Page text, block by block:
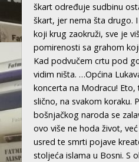
škart određuje sudbinu
škart, jer nema šta drugo.
koji krug zaokruži, sve je
pomirenosti sa grahom
Kad podvučem crtu pod
vidim ništa. …Općina
koncerta na Modracu! Eto,
slično, na svakom koraku.
bošnjačkog naroda se
ovo više ne hoda život,
usred te smrti pojave
stoljeća islama u Bosni. S